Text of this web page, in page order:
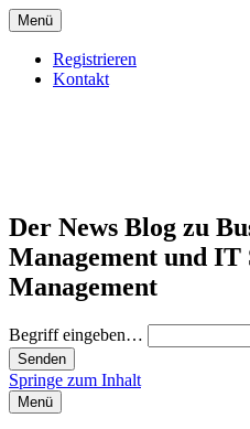
Menü
Registrieren
Kontakt
Der News Blog zu
Management und
Management
Begriff eingeben…
Springe zum Inhalt
Menü